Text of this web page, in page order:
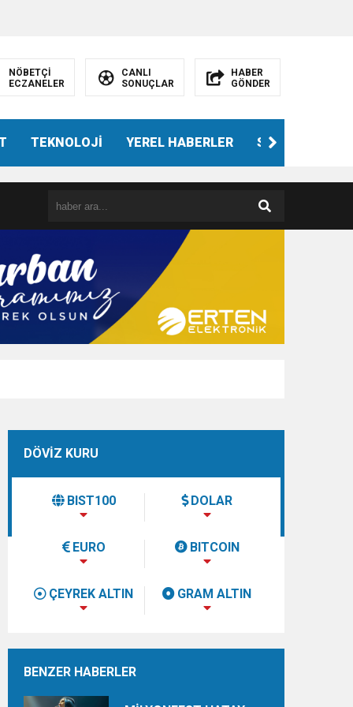
NÖBETÇİ
ECZANELER
CANLI
SONUÇLAR
HABER
GÖNDER
TEKNOLOJİ YEREL HABERLER SPOR
DÖVİZ KURU
BIST100 DOLAR
EURO BITCOIN
ÇEYREK ALTIN GRAM ALTIN
BENZER HABERLER